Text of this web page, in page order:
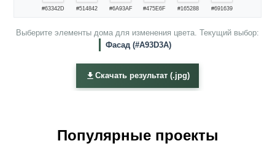
#63342D #514842 #6A93AF #475E6F #165288 #691639
Выберите элементы дома для изменения цвета. Текущий выбор:
Фасад (#A93D3A)
Скачать результат (.jpg)
Популярные проекты